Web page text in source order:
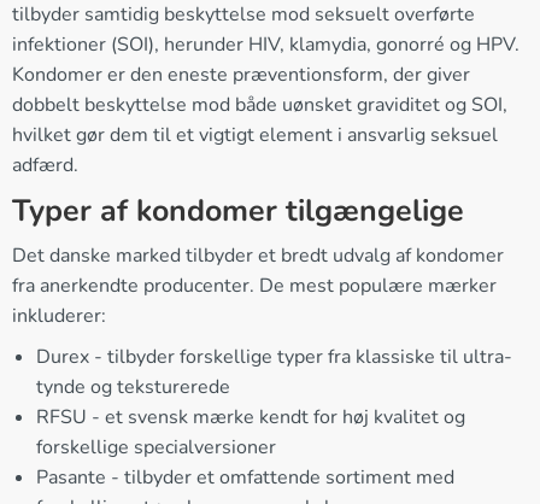
tilbyder samtidig beskyttelse mod seksuelt overførte
infektioner (SOI), herunder HIV, klamydia, gonorré og HPV.
Kondomer er den eneste præventionsform, der giver
dobbelt beskyttelse mod både uønsket graviditet og SOI,
hvilket gør dem til et vigtigt element i ansvarlig seksuel
adfærd.
Typer af kondomer tilgængelige
Det danske marked tilbyder et bredt udvalg af kondomer
fra anerkendte producenter. De mest populære mærker
inkluderer:
Durex - tilbyder forskellige typer fra klassiske til ultra-
tynde og teksturerede
RFSU - et svensk mærke kendt for høj kvalitet og
forskellige specialversioner
Pasante - tilbyder et omfattende sortiment med